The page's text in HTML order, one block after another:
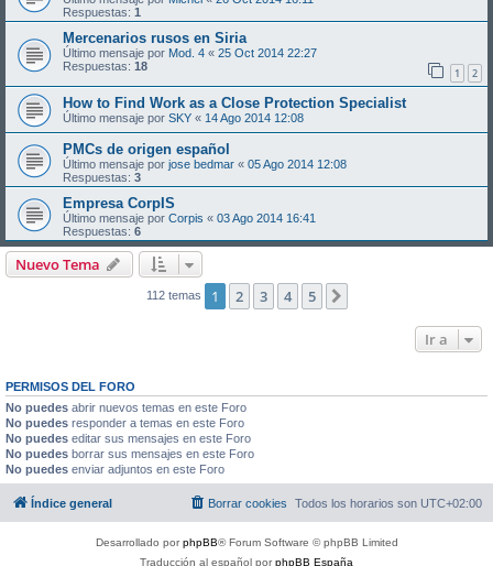
Respuestas: 1
Mercenarios rusos en Siria
Último mensaje por Mod. 4 « 25 Oct 2014 22:27
Respuestas: 18 1 2
How to Find Work as a Close Protection Specialist
Último mensaje por SKY « 14 Ago 2014 12:08
PMCs de origen español
Último mensaje por jose bedmar « 05 Ago 2014 12:08
Respuestas: 3
Empresa CorpIS
Último mensaje por Corpis « 03 Ago 2014 16:41
Respuestas: 6
Nuevo Tema
112 temas 1 2 3 4 5
Ir a
PERMISOS DEL FORO
No puedes abrir nuevos temas en este Foro
No puedes responder a temas en este Foro
No puedes editar sus mensajes en este Foro
No puedes borrar sus mensajes en este Foro
No puedes enviar adjuntos en este Foro
Índice general Todos los horarios son UTC+02:00
Borrar cookies
Desarrollado porphpBB® Forum Software © phpBB Limited
Traducción al español porphpBB España